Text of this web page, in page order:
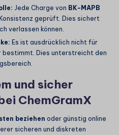
Jede Charge von BK-MAPB
geprüft. Dies sichert
verlassen können.
Es ist ausdrücklich nicht für
bestimmt. Dies unterstreicht den
und sicher
ChemGramX
beziehen oder günstig online
sicheren und diskreten